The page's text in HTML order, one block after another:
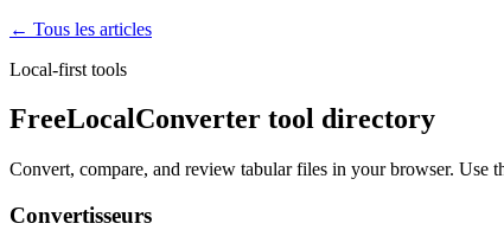
← Tous les articles
Local-first tools
FreeLocalConverter tool directory
Convert, compare, and review tabular files in your browser.
Convertisseurs